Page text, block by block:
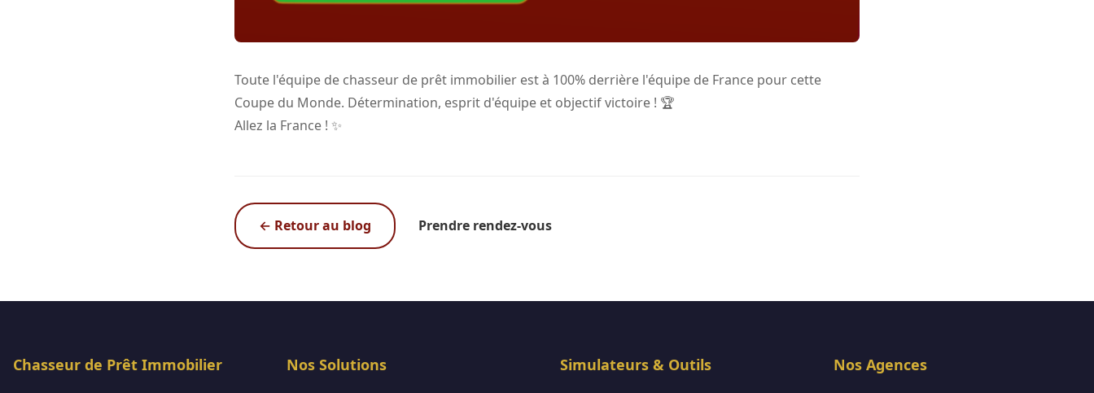
Toute l'équipe de chasseur de prêt immobilier est à 100% derrière l'équipe de France pour cette
Coupe du Monde. Détermination, esprit d'équipe et objectif victoire ! 🏆
Allez la France ! ✨
← Retour au blog Prendre rendez-vous
Chasseur de Prêt Immobilier Nos Solutions Simulateurs & Outils Nos Agences